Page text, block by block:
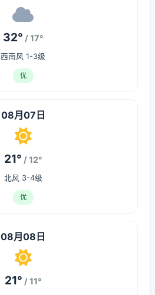
32° / 17°
西南风 1-3级
优
08月07日
21° / 12°
北风 3-4级
优
08月08日
21° / 11°